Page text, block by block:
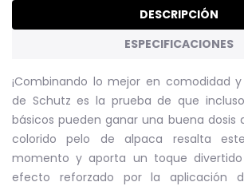
DESCRIPCIÓN
ESPECIFICACIONES
¡Combinando lo mejor en comodidad
de Schutz es la prueba de que
básicos pueden ganar una buena dosis
colorido pelo de alpaca resalta
momento y aporta un toque
efecto reforzado por la aplicación